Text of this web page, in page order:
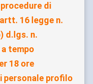
di
16 legge n.
d.lgs. n.
a tempo
18 ore
personale profilo